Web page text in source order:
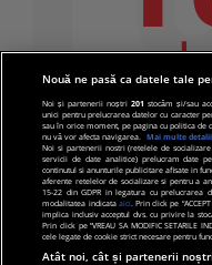
Nouă ne pasă ca datele tale
Noi și partenerii noștri201 stocăm și/sau
unici pentru prelucrarea datelor cu caracter
sau în orice moment, pe pagina cu politica
nu vă vor afecta navigarea.
Mai multe detalii
Noi si partenerii nostri (retelele de
servicii de date analitice) prelucram date
continutul si anunturile publicitare afisate in
aferente retelelor de socializare si pentru a
15-22 din GDPR in legatura cu prelucrarea
modalitatea indicata aici. Prin click pe
implica inclusiv acceptul dvs. cu privire la
Prin click pe “VREAU SA MODIFIC
cele legate de cookie strict necesare pentru
Atât noi, cât și partenerii